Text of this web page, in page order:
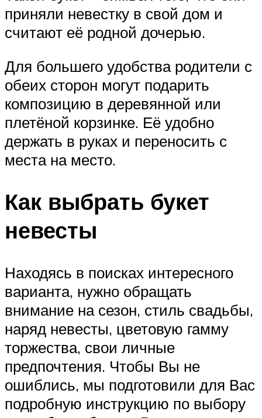
приняли невестку в свой дом и
считают её родной дочерью.
Для большего удобства родители с
обеих сторон могут подарить
композицию в деревянной или
плетёной корзинке. Её удобно
держать в руках и переносить с
места на место.
Как выбрать букет
невесты
Находясь в поисках интересного
варианта, нужно обращать
внимание на сезон, стиль свадьбы,
наряд невесты, цветовую гамму
торжества, свои личные
предпочтения. Чтобы Вы не
ошиблись, мы подготовили для Вас
подробную инструкцию по выбору